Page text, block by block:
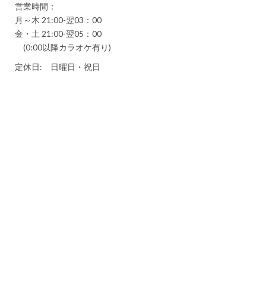
営業時間：
月～木 21:00-翌03：00
金・土 21:00-翌05：00
(0:00以降カラオケ有り)
定休日: 日曜日・祝日